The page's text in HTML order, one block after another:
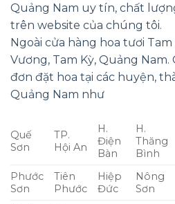
Quảng Nam uy tín, chất
trên website của chúng tôi.
Ngoài cửa hàng hoa tươi Tam
Vương, Tam Kỳ, Quảng
đơn đặt hoa tại các huyện,
Quảng Nam như
Quế
Sơn
TP.
Hội An
H.
Điện
Bàn
H.
Thăng
Bình
Phước
Sơn
Tiên
Phước
Hiệp
Đức
Nông
Sơn